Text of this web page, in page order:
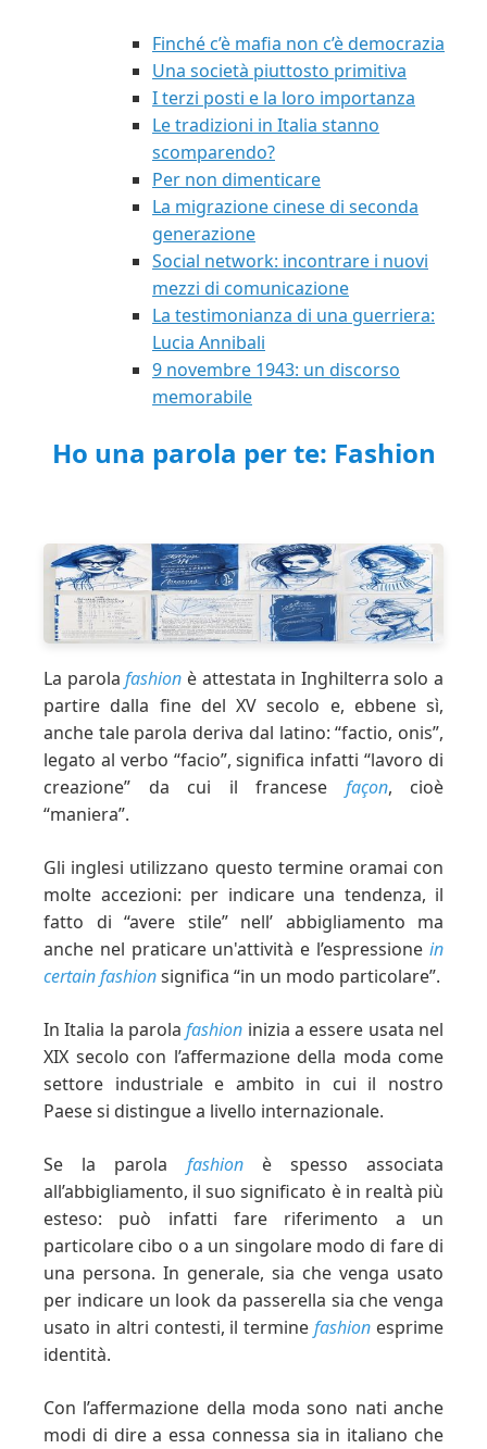
Finché c’è mafia non c’è democrazia
Una società piuttosto primitiva
I terzi posti e la loro importanza
Le tradizioni in Italia stanno
scomparendo?
Per non dimenticare
La migrazione cinese di seconda
generazione
Social network: incontrare i nuovi
mezzi di comunicazione
La testimonianza di una guerriera:
Lucia Annibali
9 novembre 1943: un discorso
memorabile
Ho una parola per te: Fashion
La parolafashion è attestata in Inghilterra solo a
partire dalla fine del XV secolo e, ebbene sì,
anche tale parola deriva dal latino: “factio, onis”,
legato al verbo “facio”, significa infatti “lavoro di
creazione” da cui il francese façon, cioè
“maniera”.
Gli inglesi utilizzano questo termine oramai con
molte accezioni: per indicare una tendenza, il
fatto di “avere stile” nell’ abbigliamento ma
anche nel praticare un'attività e l’espressione in
certain fashionsignifica “in un modo particolare”.
In Italia la parolafashion inizia a essere usata nel
XIX secolo con l’affermazione della moda come
settore industriale e ambito in cui il nostro
Paese si distingue a livello internazionale.
Se la parola fashionè spesso associata
all’abbigliamento, il suo significato è in realtà più
esteso: può infatti fare riferimento a un
particolare cibo o a un singolare modo di fare di
una persona. In generale, sia che venga usato
per indicare un look da passerella sia che venga
usato in altri contesti, il terminefashion esprime
identità.
Con l’affermazione della moda sono nati anche
modi di dire a essa connessa sia in italiano che